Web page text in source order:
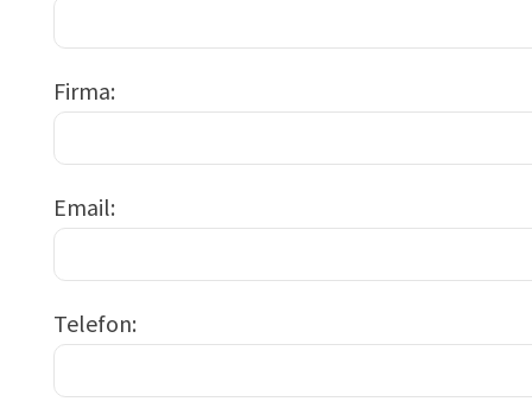
Firma
Email
Telefon